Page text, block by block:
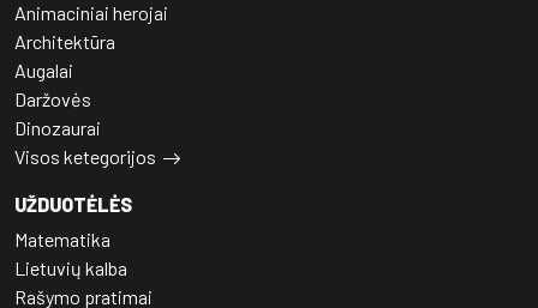
Animaciniai herojai
Architektūra
Augalai
Daržovės
Dinozaurai
Visos ketegorijos
UŽDUOTĖLĖS
Matematika
Lietuvių kalba
Rašymo pratimai